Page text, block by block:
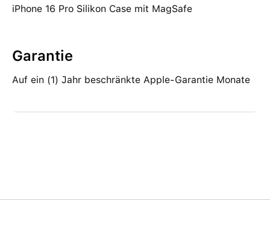
iPhone 16 Pro Silikon Case mit MagSafe
Garantie
Auf ein (1) Jahr beschränkte Apple-Garantie Monate